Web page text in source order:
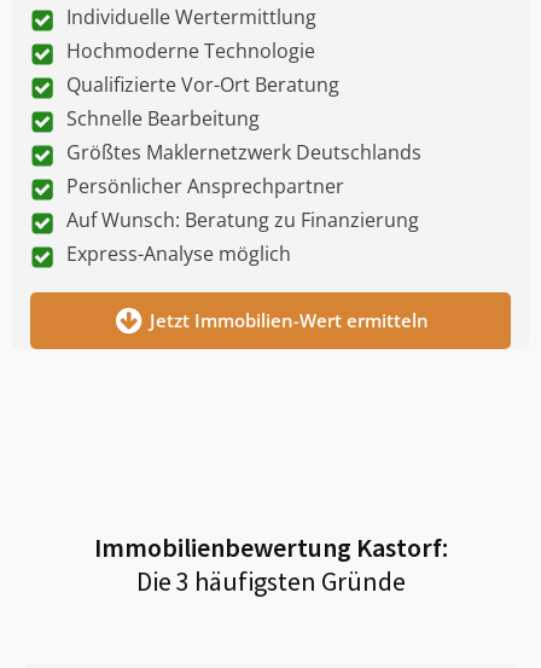
Individuelle Wertermittlung
Hochmoderne Technologie
Qualifizierte Vor-Ort Beratung
Schnelle Bearbeitung
Größtes Maklernetzwerk Deutschlands
Persönlicher Ansprechpartner
Auf Wunsch: Beratung zu Finanzierung
Express-Analyse möglich
Jetzt Immobilien-Wert ermitteln
Immobilienbewertung Kastorf:
Die 3 häufigsten Gründe